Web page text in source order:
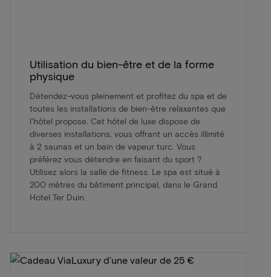
Utilisation du bien-être et de la forme
physique
Détendez-vous pleinement et profitez du spa et de
toutes les installations de bien-être relaxantes que
l'hôtel propose. Cet hôtel de luxe dispose de
diverses installations, vous offrant un accès illimité
à 2 saunas et un bain de vapeur turc. Vous
préférez vous détendre en faisant du sport ?
Utilisez alors la salle de fitness. Le spa est situé à
200 mètres du bâtiment principal, dans le Grand
Hotel Ter Duin.